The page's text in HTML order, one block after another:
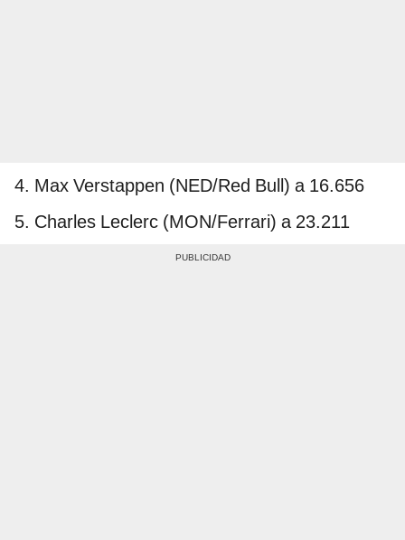
4. Max Verstappen (NED/Red Bull) a 16.656
5. Charles Leclerc (MON/Ferrari) a 23.211